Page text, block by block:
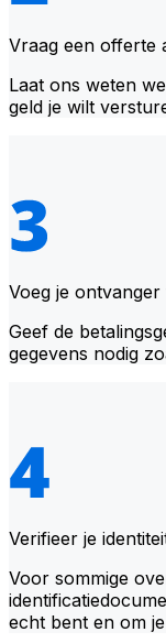
Vraag een offerte
Laat ons weten
geld je wilt
Voeg je ontvanger
Geef de
gegevens nodig
Verifieer je
Voor sommige
echt bent en om